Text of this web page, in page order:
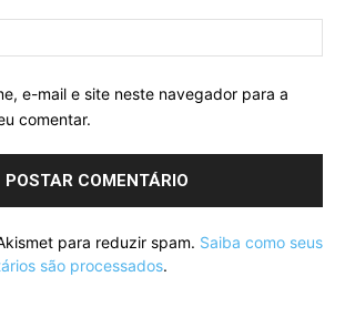
e-mail e site neste navegador para a
comentar.
para reduzir spam. Saiba como seus
são processados.